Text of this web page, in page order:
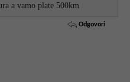
a vamo plate 500km
Odgovori